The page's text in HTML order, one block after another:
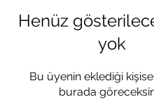
Henüz
yok
Bu üyenin eklediği
burada